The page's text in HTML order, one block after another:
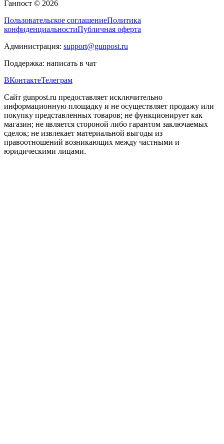
Ганпост © 2026
Пользовательское соглашениеПолитика
конфиденциальностиПубличная оферта
Администрация: support@gunpost.ru
Поддержка: написать в чат
ВКонтактеТелеграм
Сайт gunpost.ru предоставляет исключительно
информационную площадку и не осуществляет продажу или
покупку представленных товаров; не функционирует как
магазин; не является стороной либо гарантом заключаемых
сделок; не извлекает материальной выгоды из
правоотношений возникающих между частными и
юридическими лицами.